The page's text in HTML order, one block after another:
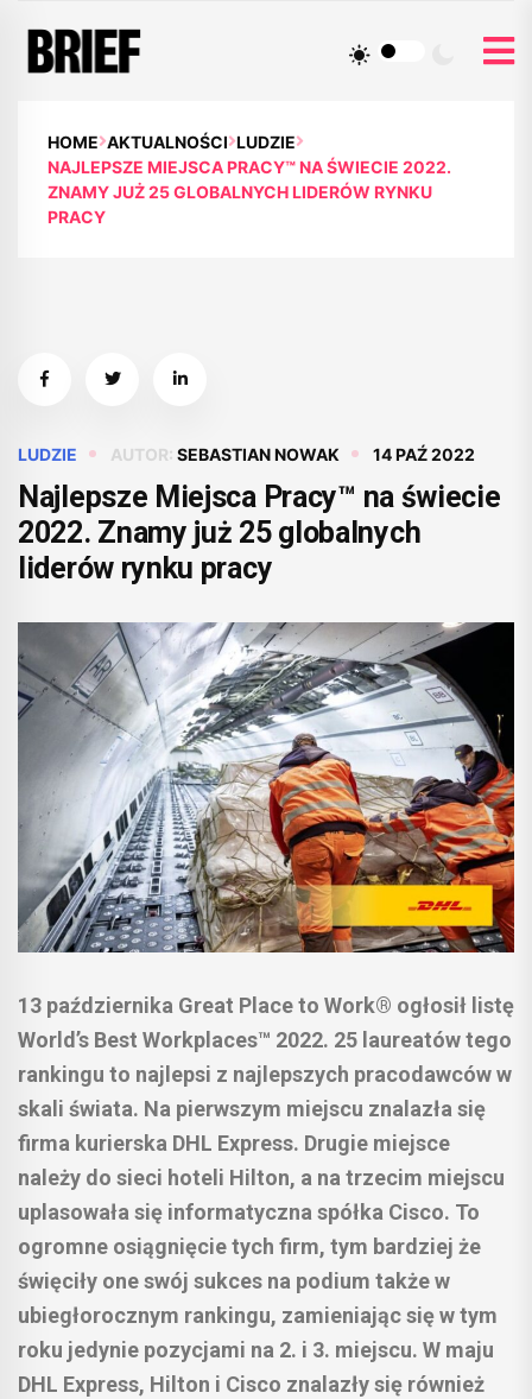
HOME AKTUALNOŚCI LUDZIE
NAJLEPSZE MIEJSCA PRACY™ NA ŚWIECIE 2022.
ZNAMY JUŻ 25 GLOBALNYCH LIDERÓW RYNKU
PRACY
LUDZIE AUTOR: SEBASTIAN NOWAK 14 PAŹ 2022
Najlepsze Miejsca Pracy™ na świecie
2022. Znamy już 25 globalnych
liderów rynku pracy
13 października Great Place to Work® ogłosił listę
World’s Best Workplaces™ 2022. 25 laureatów tego
rankingu to najlepsi z najlepszych pracodawców w
skali świata. Na pierwszym miejscu znalazła się
firma kurierska DHL Express. Drugie miejsce
należy do sieci hoteli Hilton, a na trzecim miejscu
uplasowała się informatyczna spółka Cisco. To
ogromne osiągnięcie tych firm, tym bardziej że
święciły one swój sukces na podium także w
ubiegłorocznym rankingu, zamieniając się w tym
roku jedynie pozycjami na 2. i 3. miejscu. W maju
DHL Express, Hilton i Cisco znalazły się również